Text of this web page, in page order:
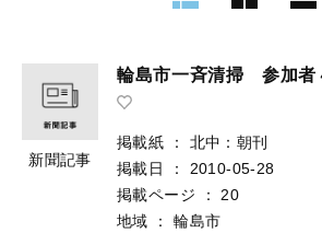
新聞記事
輪島市一斉清掃 参加者
掲載紙 ：
北中：朝刊
掲載日
：
2010-05-28
掲載ページ
：
20
地域
：
輪島市